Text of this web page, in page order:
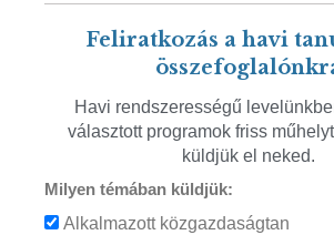
Feliratkozás a havi
Havi rendszerességű
választott programok friss
küldjük el neked.
Milyen témában küldjük:
Alkalmazott közgazdaságtan